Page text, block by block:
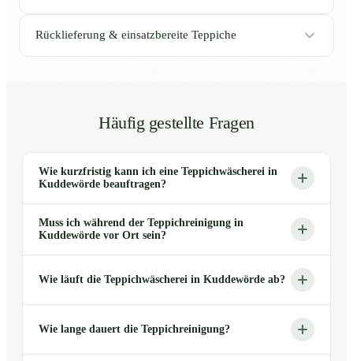
Rücklieferung & einsatzbereite Teppiche
Häufig gestellte Fragen
Wie kurzfristig kann ich eine Teppichwäscherei in
Kuddewörde beauftragen?
Muss ich während der Teppichreinigung in
Kuddewörde vor Ort sein?
Wie läuft die Teppichwäscherei in Kuddewörde ab?
Wie lange dauert die Teppichreinigung?